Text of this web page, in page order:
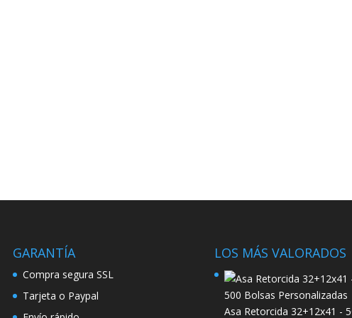
GARANTÍA
Compra segura SSL
Tarjeta o Paypal
LOS MÁS VALORADOS
Asa Retorcida 32+12x41 -